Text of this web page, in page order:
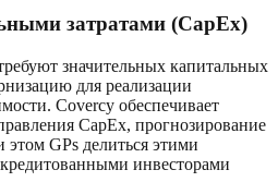
затратами (CapEx)
значительных капитальных
для реализации
Covercy обеспечивает
CapEx, прогнозирование
GPs делиться этими
инвесторами